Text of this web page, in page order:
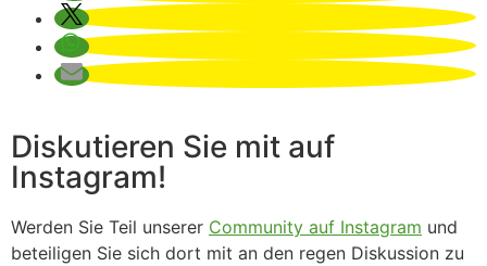
Diskutieren Sie mit auf
Instagram!
Werden Sie Teil unserer Community auf Instagram und
beteiligen Sie sich dort mit an den regen Diskussion zu